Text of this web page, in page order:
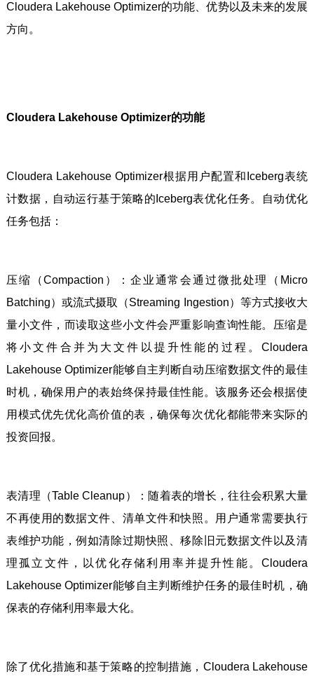
Cloudera Lakehouse Optimizer的功能、优势以及未来的发展
方向。
Cloudera Lakehouse Optimizer的功能
Cloudera Lakehouse Optimizer根据用户配置和Iceberg表统
计数据，自动运行基于策略的Iceberg表优化任务。自动优化
任务包括：
压缩（Compaction）：企业通常会通过微批处理（Micro
Batching）或流式摄取（Streaming Ingestion）等方式接收大
量小文件，而读取这些小文件会严重影响查询性能。压缩是
将小文件合并为大文件以提升性能的过程。Cloudera
Lakehouse Optimizer能够自主判断自动压缩数据文件的最佳
时机，确保用户的表始终保持最佳性能。该服务还会根据使
用模式优先优化高价值的表，确保每次优化都能带来实际的
投资回报。
表清理（Table Cleanup）：随着表的增长，往往会积累大量
不再使用的数据文件、清单文件和快照。用户通常需要执行
表维护功能，例如清除过期快照、移除旧元数据文件以及清
理孤立文件，以优化存储利用率并提升性能。Cloudera
Lakehouse Optimizer能够自主判断维护任务的最佳时机，确
保表的存储利用率最大化。
除了优化措施和基于策略的控制措施，Cloudera Lakehouse